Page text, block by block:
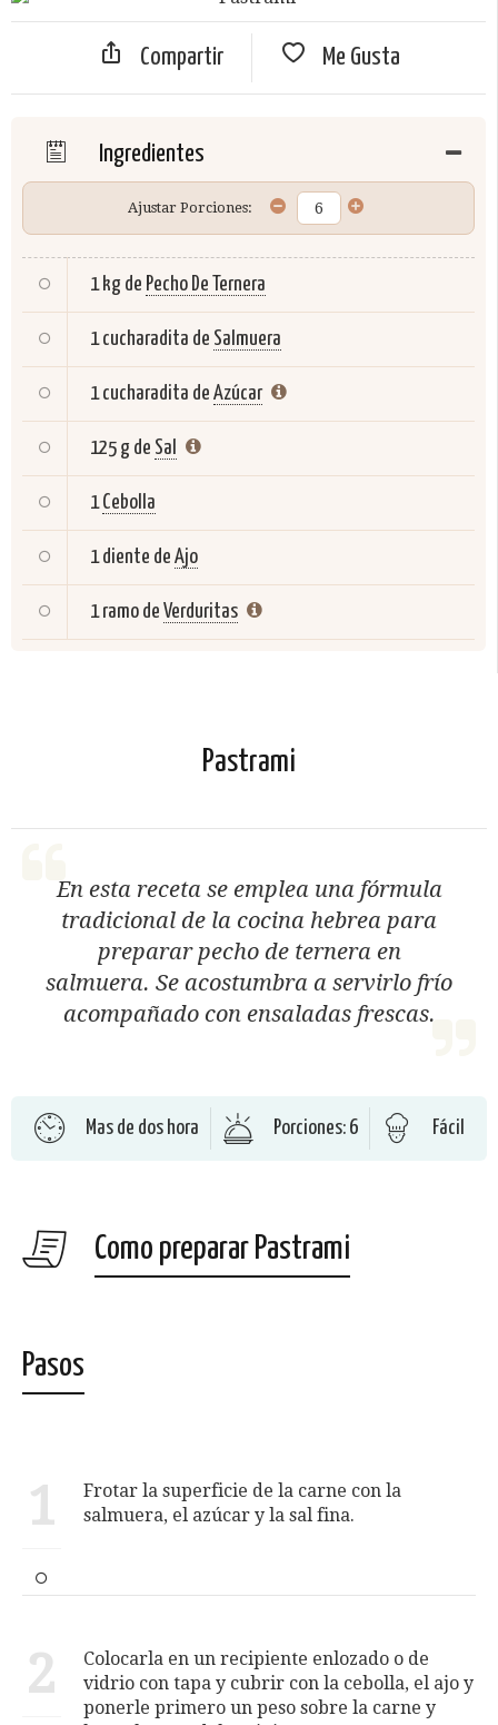
Compartir Me Gusta
Ingredientes
Ajustar Porciones:
1 kg de Pecho De Ternera
1 cucharadita de Salmuera
1 cucharadita de Azúcar
125 g de Sal
1 Cebolla
1 diente de Ajo
1 ramo de Verduritas
Pastrami
En esta receta se emplea una fórmula
tradicional de la cocina hebrea para
preparar pecho de ternera en
salmuera. Se acostumbra a servirlo frío
acompañado con ensaladas frescas.
Mas de dos hora Porciones: 6 Fácil
Como preparar Pastrami
Pasos
1
Frotar la superficie de la carne con la
salmuera, el azúcar y la sal fina.
2
Colocarla en un recipiente enlozado o de
vidrio con tapa y cubrir con la cebolla, el ajo y
ponerle primero un peso sobre la carne y